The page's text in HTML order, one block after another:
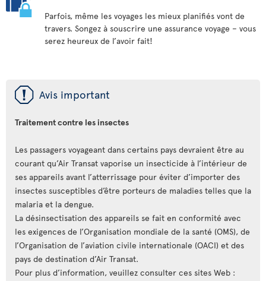
Parfois, même les voyages les mieux planifiés vont de
travers. Songez à souscrire une assurance voyage – vous
serez heureux de l’avoir fait!
ü Avis important
Traitement contre les insectes
Les passagers voyageant dans certains pays devraient être au
courant qu’Air Transat vaporise un insecticide à l’intérieur de
ses appareils avant l’atterrissage pour éviter d’importer des
insectes susceptibles d’être porteurs de maladies telles que la
malaria et la dengue.
La désinsectisation des appareils se fait en conformité avec
les exigences de l’Organisation mondiale de la santé (OMS), de
l’Organisation de l’aviation civile internationale (OACI) et des
pays de destination d’Air Transat.
Pour plus d’information, veuillez consulter ces sites Web :